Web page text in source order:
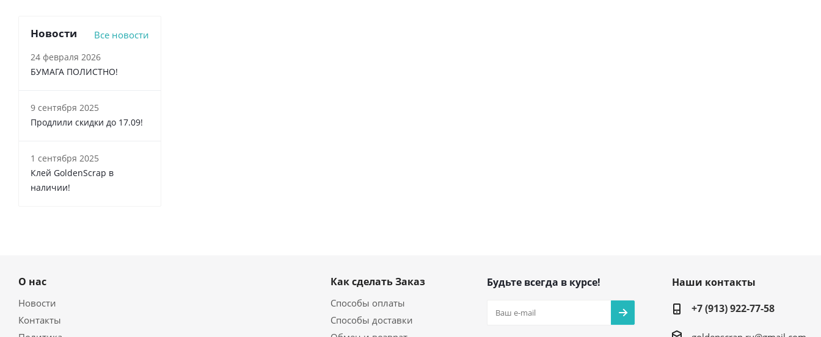
Новости Все новости
24 февраля 2026
БУМАГА ПОЛИСТНО!
9 сентября 2025
Продлили скидки до 17.09!
1 сентября 2025
Клей GoldenScrap в
наличии!
О нас
Новости
Контакты
Как сделать Заказ
Способы оплаты
Способы доставки
Будьте всегда в курсе!
Наши контакты
+7 (913) 922-77-58